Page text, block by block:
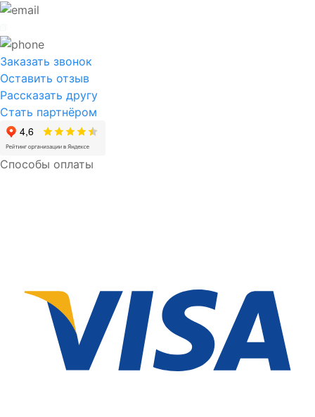
Заказать звонок
Оставить отзыв
Рассказать другу
Стать партнёром
Способы оплаты